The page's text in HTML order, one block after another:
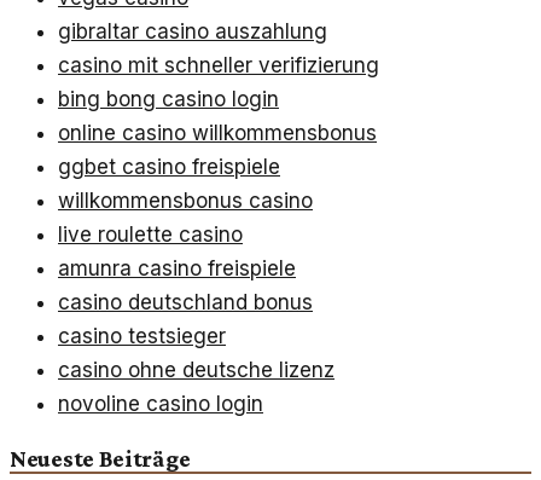
gibraltar casino auszahlung
casino mit schneller verifizierung
bing bong casino login
online casino willkommensbonus
ggbet casino freispiele
willkommensbonus casino
live roulette casino
amunra casino freispiele
casino deutschland bonus
casino testsieger
casino ohne deutsche lizenz
novoline casino login
Neueste Beiträge